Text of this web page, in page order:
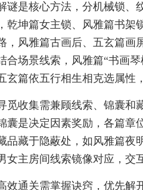
谜是核心方法，分机械锁、
乾坤篇女主锁、风雅篇书架
，风雅篇古画后、五玄篇画
合场景线索，风雅篇“书画
玄篇依五行相生相克选属性
觅收集需兼顾线索、锦囊和
囊是决定因素奖励，各篇章
品藏于隐蔽处，如风雅篇夜
女主房间线索镜像对应，交
效通关需掌握诀窍，优先